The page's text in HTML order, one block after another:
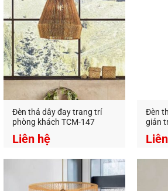
cấp các loại đèn trang trí decor,
và giá thành tốt nhất trên thị
An An Decor–Ánh sáng từ tâm
Địa Chỉ:412 Phạm Văn Đồng,
Tp.Hồ Chí Minh
Hotline: 0826.227.227
https://anandecor.vn/
Đèn thả dây đay trang trí
phòng khách TCM-147
Liên hệ
Đèn
giản
117